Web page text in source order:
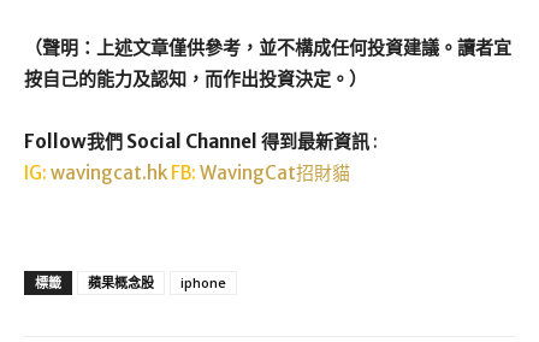
（聲明：上述文章僅供參考，並不構成任何投資建議。讀者宜
按自己的能力及認知，而作出投資決定。）
Follow我們 Social Channel 得到最新資訊 :
IG: wavingcat.hk FB: WavingCat招財貓
標籤 蘋果概念股 iphone